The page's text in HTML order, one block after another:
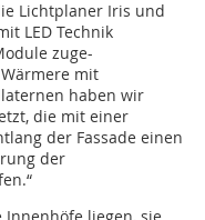
Lichtplaner Iris und
LED Technik
zuge-
mit
haben wir
die mit einer
der Fassade einen
der